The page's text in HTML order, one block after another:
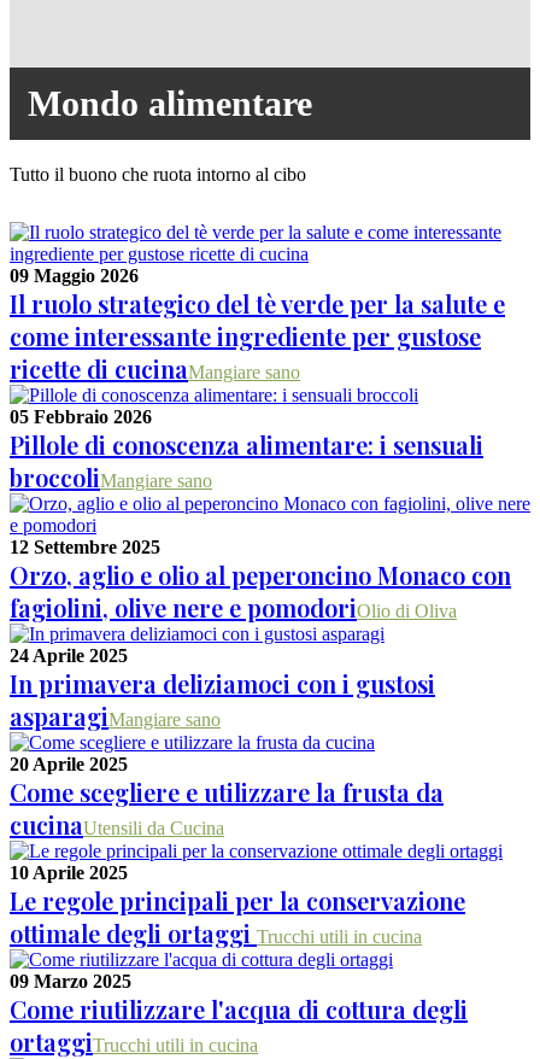
Mondo alimentare
Tutto il buono che ruota intorno al cibo
09 Maggio 2026
Il ruolo strategico del tè verde per la salute e
come interessante ingrediente per gustose
ricette di cucinaMangiare sano
05 Febbraio 2026
Pillole di conoscenza alimentare: i sensuali
broccoliMangiare sano
12 Settembre 2025
Orzo, aglio e olio al peperoncino Monaco con
fagiolini, olive nere e pomodoriOlio di Oliva
24 Aprile 2025
In primavera deliziamoci con i gustosi
asparagiMangiare sano
20 Aprile 2025
Come scegliere e utilizzare la frusta da
cucinaUtensili da Cucina
10 Aprile 2025
Le regole principali per la conservazione
ottimale degli ortaggi Trucchi utili in cucina
09 Marzo 2025
Come riutilizzare l'acqua di cottura degli
ortaggiTrucchi utili in cucina